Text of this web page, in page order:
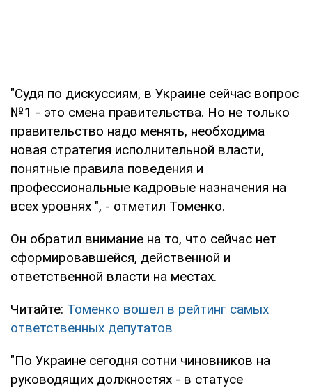
"Судя по дискуссиям, в Украине сейчас вопрос
№1 - это смена правительства. Но не только
правительство надо менять, необходима
новая стратегия исполнительной власти,
понятные правила поведения и
профессиональные кадровые назначения на
всех уровнях ", - отметил Томенко.
Он обратил внимание на то, что сейчас нет
сформировавшейся, действенной и
ответственной власти на местах.
Читайте: Томенко вошел в рейтинг самых
ответственных депутатов
"По Украине сегодня сотни чиновников на
руководящих должностях - в статусе